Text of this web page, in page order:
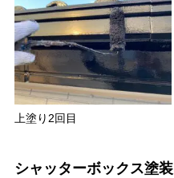
上塗り2回目
シャッターボックス塗装